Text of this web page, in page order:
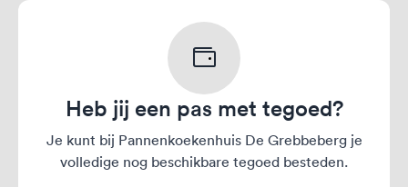
Heb jij een pas met tegoed?
Je kunt bij Pannenkoekenhuis De Grebbeberg je
volledige nog beschikbare tegoed besteden.